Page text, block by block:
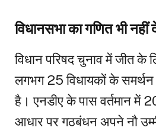
विधानसभा का गणित भी नहीं
विधान परिषद चुनाव में जीत के
लगभग 25 विधायकों के समर्थन
है। एनडीए के पास वर्तमान में
आधार पर गठबंधन अपने नौ